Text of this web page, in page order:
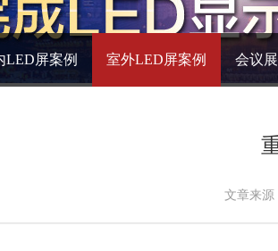
LED屏案例 室外LED屏案例 会议
文章来源